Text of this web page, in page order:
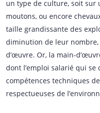
un type de culture, soit sur
moutons, ou encore
taille grandissante des
diminution de leur
d’œuvre. Or, la main-
dont l’emploi salarié qui
compétences techniques
respectueuses de